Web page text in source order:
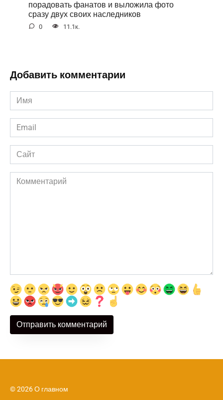
порадовать фанатов и выложила фото
сразу двух своих наследников
0 11.1к.
Добавить комментарии
Имя
*
Email
*
Сайт
Комментарий
© 2026 О главном